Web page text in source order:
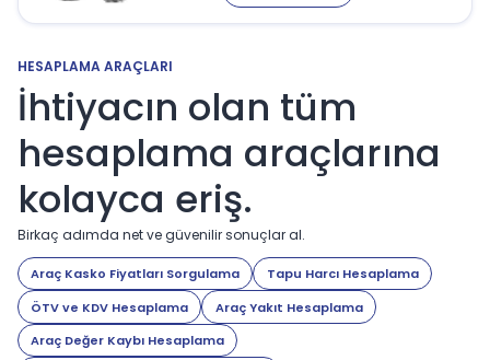
HESAPLAMA ARAÇLARI
İhtiyacın olan tüm
hesaplama araçlarına
kolayca eriş.
Birkaç adımda net ve güvenilir sonuçlar al.
Araç Kasko Fiyatları Sorgulama
Tapu Harcı Hesaplama
ÖTV ve KDV Hesaplama
Araç Yakıt Hesaplama
Araç Değer Kaybı Hesaplama